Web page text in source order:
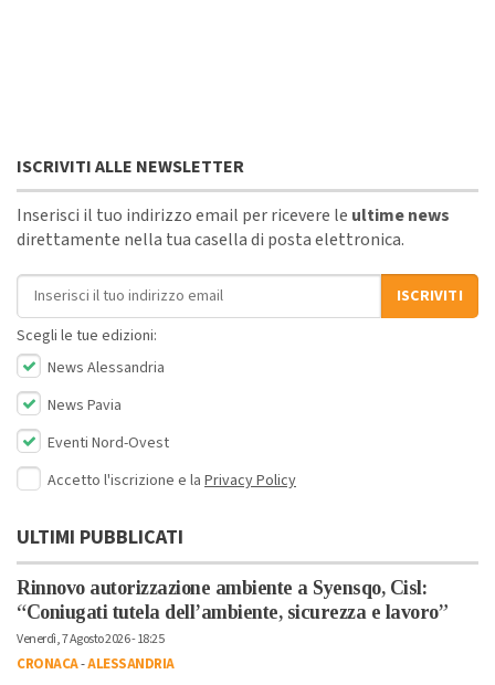
ISCRIVITI ALLE NEWSLETTER
Inserisci il tuo indirizzo email per ricevere le ultime news
direttamente nella tua casella di posta elettronica.
Indirizzo email
ISCRIVITI
Scegli le tue edizioni:
News Alessandria
News Pavia
Eventi Nord-Ovest
Accetto l'iscrizione e la Privacy Policy
ULTIMI PUBBLICATI
Rinnovo autorizzazione ambiente a Syensqo, Cisl:
“Coniugati tutela dell’ambiente, sicurezza e lavoro”
Venerdì, 7 Agosto 2026 - 18:25
CRONACA-ALESSANDRIA